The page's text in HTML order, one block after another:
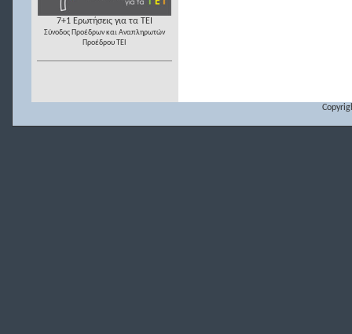
7+1 Ερωτήσεις για τα ΤΕΙ
Σύνοδος Προέδρων και Αναπληρωτών
Προέδρου ΤΕΙ